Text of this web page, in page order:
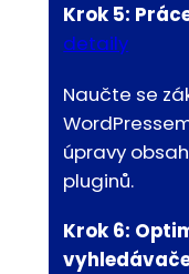
Krok 5:
detaily
Naučte se
úpravy
pluginů.
Krok 6: